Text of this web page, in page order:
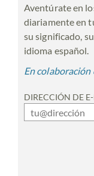
Aventúrate en
diariamente en
su significado,
idioma español.
En colaboración
DIRECCIÓN DE